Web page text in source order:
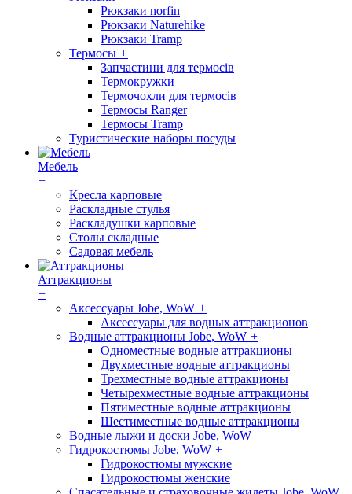
Рюкзаки norfin
Рюкзаки Naturehike
Рюкзаки Tramp
Термосы +
Запчастини для термосів
Термокружки
Термочохли для термосів
Термосы Ranger
Термосы Tramp
Туристические наборы посуды
Мебель
+
Кресла карповые
Раскладные стулья
Раскладушки карповые
Столы складные
Садовая мебель
Аттракционы
+
Аксессуары Jobe, WoW +
Аксессуары для водных аттракционов
Водные аттракционы Jobe, WoW +
Одноместные водные аттракционы
Двухместные водные аттракционы
Трехместные водные аттракционы
Четырехместные водные аттракционы
Пятиместные водные аттракционы
Шестиместные водные аттракционы
Водные лыжи и доски Jobe, WoW
Гидрокостюмы Jobe, WoW +
Гидрокостюмы мужские
Гидрокостюмы женские